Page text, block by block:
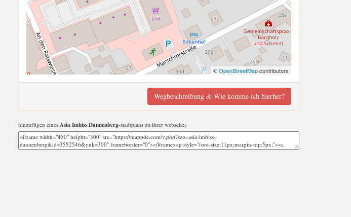
©OpenStreetMapcontributors
Wegbeschreibung & Wie komme ich hierher?
hinzufügen eines Asia Imbiss Dannenberg-stadtplans zu ihrer webseite;